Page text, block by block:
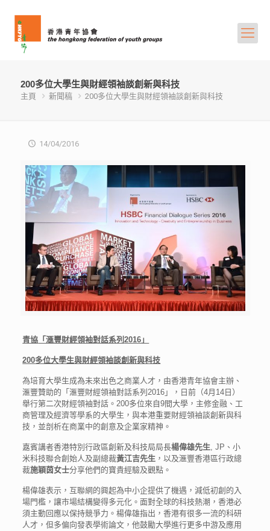
200多位大學生與財經領袖談創新與科技
主頁 新聞稿 200多位大學生與財經領袖談創新與科技
14/04/2016
青協 「滙豐財經領袖對話系列2016 」
200多位大學生與財經領袖談創新與科技
為培育大學生成為未來出色之商業人才，由香港青年協會主辦、
滙豐贊助的「滙豐財經領袖對話系列2016」，日前（4月14日）
舉行第二次財經領袖對話。200多位來自9間大學，主修金融、工
商管理及經濟等學系的大學生，與本港重要財經領袖談創新與科
技，並剖析在商業中的創意及企業家精神。
嘉賓講者香港特別行政區創新及科技局局長楊偉雄先生, JP、小
米科技聯合創始人及副總裁黃江吉先生 ，以及滙豐香港區行政總
裁施穎茵女士分享他們的寶貴經驗及觀點。
楊偉雄表示，互聯網的興起為中小企提供了機遇，減低初創的入
場門檻，讓巿場結構變得多元化。面對全球的科技熱潮，香港必
須主動回應以保持競爭力。楊偉雄指出，香港有很多一流的科研
人才，但多偏向發表學術論文，他鼓勵大學進行更多中游及應用